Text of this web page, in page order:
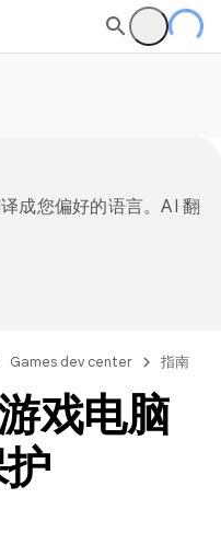
成您偏好的语言。AI 翻
Games dev center 指南
戏电脑